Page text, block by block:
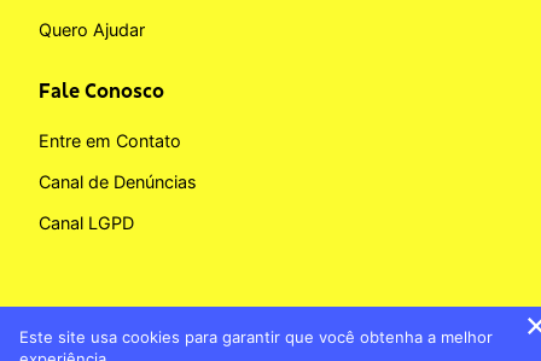
Quero Ajudar
Fale Conosco
Entre em Contato
Canal de Denúncias
Canal LGPD
Este site usa cookies para garantir que você obtenha a melhor